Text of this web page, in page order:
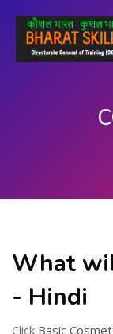
What
- Hindi
Click Basic